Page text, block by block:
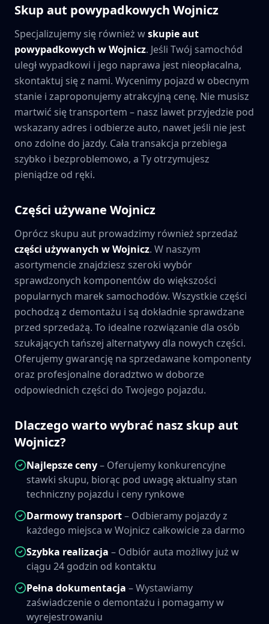
Skup aut powypadkowych Wojnicz
Specjalizujemy się również wskupie aut
powypadkowych wWojnicz. Jeśli Twój samochód
uległ wypadkowi i jego naprawa jest nieopłacalna,
skontaktuj się z nami. Wycenimy pojazd w obecnym
stanie i zaproponujemy atrakcyjną cenę. Nie musisz
martwić się transportem – nasz lawet przyjedzie pod
wskazany adres i odbierze auto, nawet jeśli nie jest
ono zdolne do jazdy. Cała transakcja przebiega
szybko i bezproblemowo, a Ty otrzymujesz
pieniądze od ręki.
Części używane Wojnicz
Oprócz skupu aut prowadzimy również sprzedaż
części używanych wWojnicz. W naszym
asortymencie znajdziesz szeroki wybór
sprawdzonych komponentów do większości
popularnych marek samochodów. Wszystkie części
pochodzą z demontażu i są dokładnie sprawdzane
przed sprzedażą. To idealne rozwiązanie dla osób
szukających tańszej alternatywy dla nowych części.
Oferujemy gwarancję na sprzedawane komponenty
oraz profesjonalne doradztwo w doborze
odpowiednich części do Twojego pojazdu.
Dlaczego warto wybrać nasz skup aut
Wojnicz?
Najlepsze ceny– Oferujemy konkurencyjne
stawki skupu, biorąc pod uwagę aktualny stan
techniczny pojazdu i ceny rynkowe
Darmowy transport– Odbieramy pojazdy z
każdego miejsca wWojnicz całkowicie za darmo
Szybka realizacja – Odbiór auta możliwy już w
ciągu 24 godzin od kontaktu
Pełna dokumentacja – Wystawiamy
zaświadczenie o demontażu i pomagamy w
wyrejestrowaniu